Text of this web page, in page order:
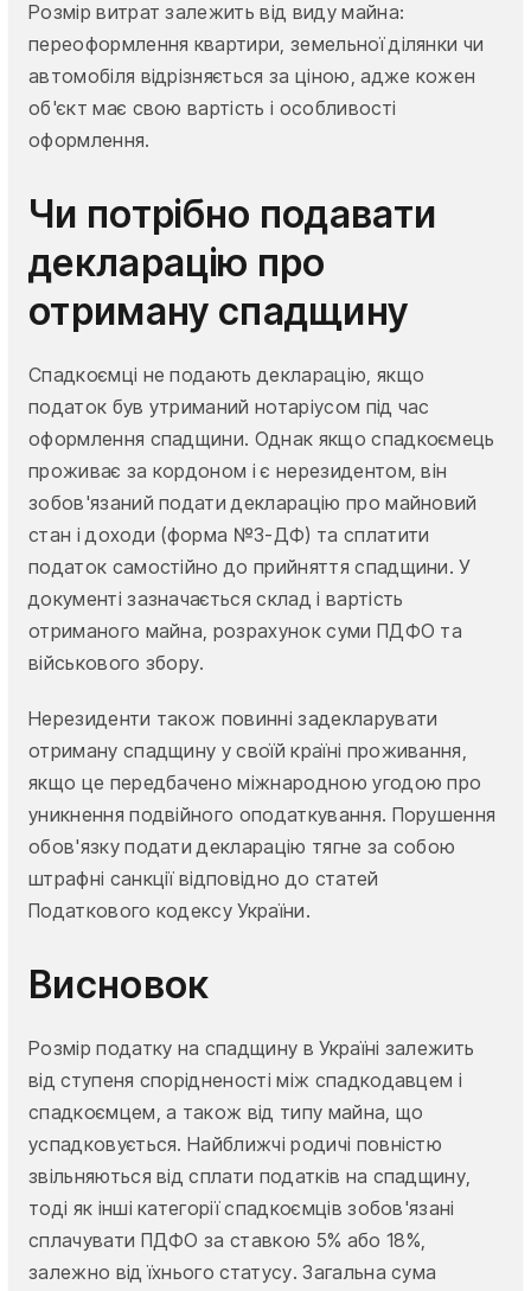
Розмір витрат залежить від виду майна:
переоформлення квартири, земельної ділянки чи
автомобіля відрізняється за ціною, адже кожен
об'єкт має свою вартість і особливості
оформлення.
Чи потрібно подавати
декларацію про
отриману спадщину
Спадкоємці не подають декларацію, якщо
податок був утриманий нотаріусом під час
оформлення спадщини. Однак якщо спадкоємець
проживає за кордоном і є нерезидентом, він
зобов'язаний подати декларацію про майновий
стан і доходи (форма №3-ДФ) та сплатити
податок самостійно до прийняття спадщини. У
документі зазначається склад і вартість
отриманого майна, розрахунок суми ПДФО та
військового збору.
Нерезиденти також повинні задекларувати
отриману спадщину у своїй країні проживання,
якщо це передбачено міжнародною угодою про
уникнення подвійного оподаткування. Порушення
обов'язку подати декларацію тягне за собою
штрафні санкції відповідно до статей
Податкового кодексу України.
Висновок
Розмір податку на спадщину в Україні залежить
від ступеня спорідненості між спадкодавцем і
спадкоємцем, а також від типу майна, що
успадковується. Найближчі родичі повністю
звільняються від сплати податків на спадщину,
тоді як інші категорії спадкоємців зобов'язані
сплачувати ПДФО за ставкою 5% або 18%,
залежно від їхнього статусу. Загальна сума